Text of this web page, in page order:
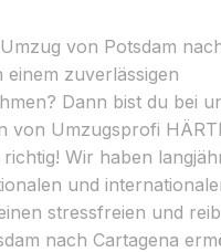
von Potsdam
zuverlässigen
Dann bist du bei
von Umzugsprofi
Wir haben
und
stressfreien und
nach Cartagena